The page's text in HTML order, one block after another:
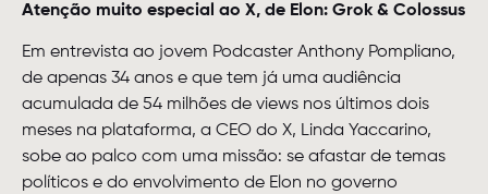
Atenção muito especial ao X, de Elon: Grok & Colossus
Em entrevista ao jovem Podcaster Anthony Pompliano,
de apenas 34 anos e que tem já uma audiência
acumulada de 54 milhões de views nos últimos dois
meses na plataforma, a CEO do X, Linda Yaccarino,
sobe ao palco com uma missão: se afastar de temas
políticos e do envolvimento de Elon no governo